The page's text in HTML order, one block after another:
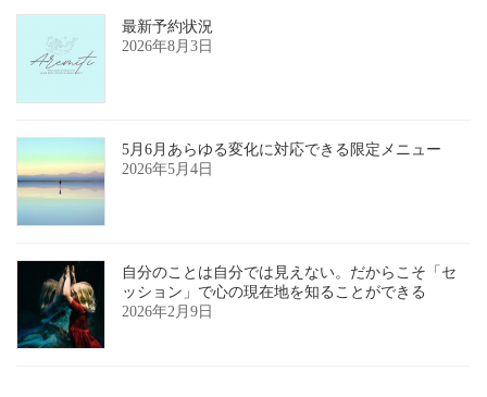
最新予約状況
2026年8月3日
5月6月あらゆる変化に対応できる限定メニュー
2026年5月4日
自分のことは自分では見えない。だからこそ「セ
ッション」で心の現在地を知ることができる
2026年2月9日